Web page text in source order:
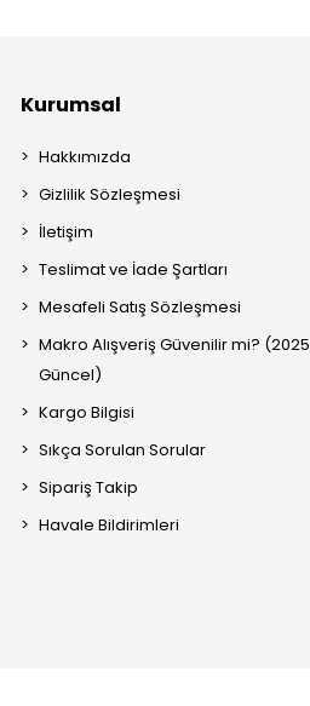
Kurumsal
Hakkımızda
Gizlilik Sözleşmesi
İletişim
Teslimat ve İade Şartları
Mesafeli Satış Sözleşmesi
Makro Alışveriş Güvenilir mi? (2025
Güncel)
Kargo Bilgisi
Sıkça Sorulan Sorular
Sipariş Takip
Havale Bildirimleri